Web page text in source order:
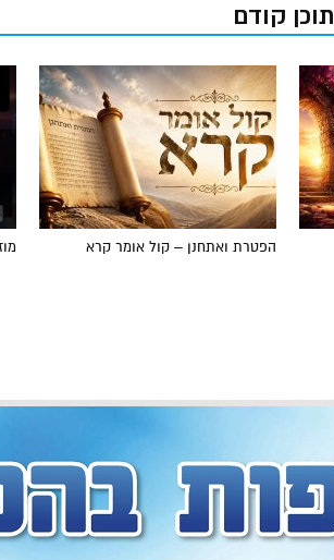
תוכן קודם
הפטרת ואתחנן – קול אומר קרא